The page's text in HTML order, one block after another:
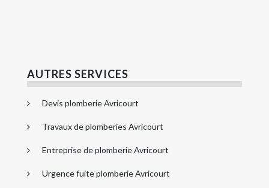
AUTRES SERVICES
Devis plomberie Avricourt
Travaux de plomberies Avricourt
Entreprise de plomberie Avricourt
Urgence fuite plomberie Avricourt